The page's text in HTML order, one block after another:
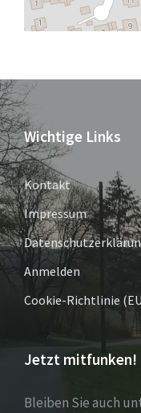
Wichtige Links
Kontakt
Impressum
Anmelden
Cookie-Richtlinie
Jetzt mitfunken!
Bleiben Sie auch